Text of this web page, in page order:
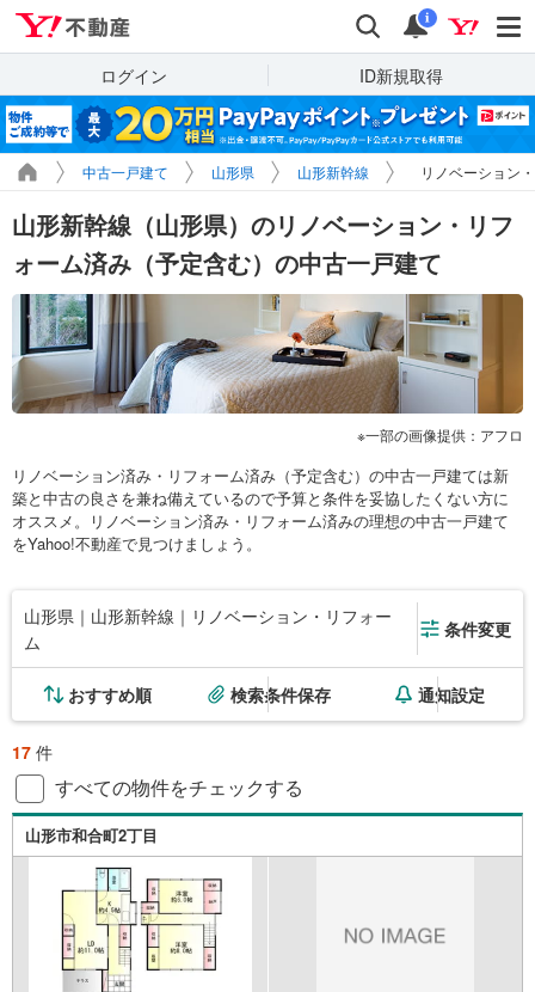
検索 通知
i
ログイン ID新規取得
中古一戸建て 山形県 山形新幹線 リノベーション
山形新幹線（山形県）のリノベーション・リフ
ォーム済み（予定含む）の中古一戸建て
一部の画像提供：アフロ
リノベーション済み・リフォーム済み（予定含む）の中古一戸建ては新
築と中古の良さを兼ね備えているので予算と条件を妥協したくない方に
オススメ。リノベーション済み・リフォーム済みの理想の中古一戸建て
をYahoo!不動産で見つけましょう。
山形県｜山形新幹線｜リノベーション・リフォー
ム
条件変更
おすすめ順 検索条件保存 通知設定
17 件
すべての物件をチェックする
山形市和合町2丁目